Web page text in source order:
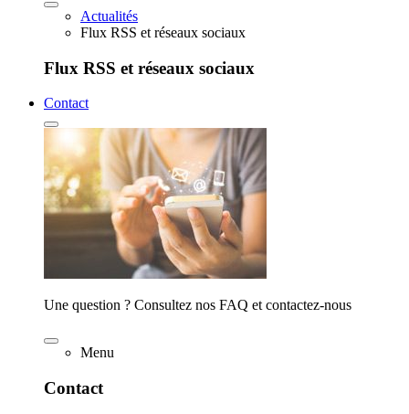
Actualités
Flux RSS et réseaux sociaux
Flux RSS et réseaux sociaux
Contact
Une question ? Consultez nos FAQ et contactez-nous
Menu
Contact